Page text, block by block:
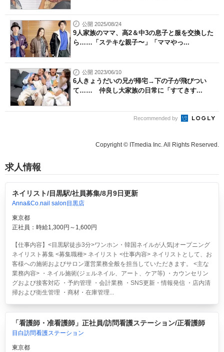
公開 2025/08/24
9人家族のママ、高2＆中3の息子と服を交換した
ら……「ステキな親子〜」「ママやっ...
公開 2023/06/10
6人きょうだいの兄が帰宅→下の子が飛びつい
て…… 仲良し大家族の日常に「すてきす...
Recommended by
Copyright © ITmedia Inc. All Rights Reserved.
求人情報
ネイリスト/目黒駅/社員募集/8月9日更新
Anna&Co.nail salon目黒店
東京都
正社員：時給1,300円～1,600円
【仕事内容】<目黒駅徒歩3分>ワンホン・韓国ネイルが人気|オープニング
ネイリスト募集 <募集職種> ネイリスト <仕事内容> ネイリストとして、お
客様への施術およびサロン運営業務全般を担当していただきます。 <主な
業務内容> ・ネイル施術(ジェルネイル、アート、ケア等) ・カウンセリン
グおよび接客対応 ・予約管理 ・会計業務 ・SNS更新・情報発信 ・店内清
掃および衛生管理 ・商材・在庫管理...
「看護師・准看護師」正社員/訪問看護ステーション/正看護師
目白訪問看護ステーション
東京都